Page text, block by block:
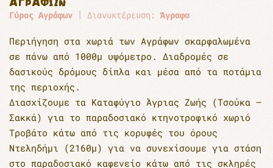
Γύρος Αγράφων | Διανυκτέρευση:Άγραφα
Περιήγηση στα χωριά των Αγράφων σκαρφαλωμένα
σε πάνω από 1000μ υψόμετρο. Διαδρομές σε
δασικούς δρόμους δίπλα και μέσα από τα ποτάμια
της περιοχής.
Διασχίζουμε τα Καταφύγιο Άγριας Ζωής (Τσούκα –
Σακκά) για το παραδοσιακό κτηνοτροφικό χωριό
Τροβάτο κάτω από τις κορυφές του όρους
Ντεληδήμι (2160μ) για να συνεχίσουμε για στάση
στο παραδοσιακό καφενείο κάτω από τις σκληρές